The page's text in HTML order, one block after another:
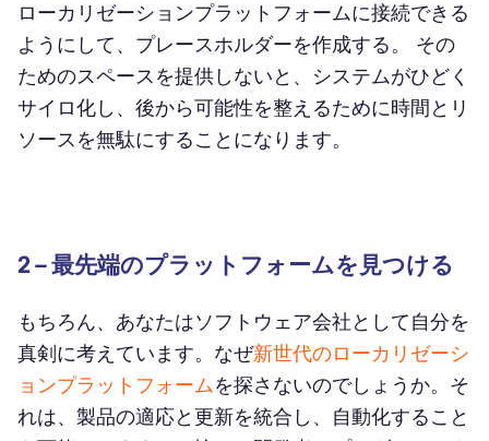
ローカリゼーションプラットフォームに接続できる
ようにして、プレースホルダーを作成する。 その
ためのスペースを提供しないと、システムがひどく
サイロ化し、後から可能性を整えるために時間とリ
ソースを無駄にすることになります。
2 – 最先端のプラットフォームを見つける
もちろん、あなたはソフトウェア会社として自分を
真剣に考えています。なぜ新世代のローカリゼーシ
ョンプラットフォームを探さないのでしょうか。そ
れは、製品の適応と更新を統合し、自動化すること